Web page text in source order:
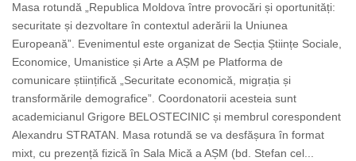
Masa rotundă „Republica Moldova între provocări și oportunități:
securitate și dezvoltare în contextul aderării la Uniunea
Europeană”. Evenimentul este organizat de Secția Științe Sociale,
Economice, Umanistice și Arte a AȘM pe Platforma de
comunicare științifică „Securitate economică, migrația și
transformările demografice”. Coordonatorii acesteia sunt
academicianul Grigore BELOSTECINIC și membrul corespondent
Alexandru STRATAN. Masa rotundă se va desfășura în format
mixt, cu prezență fizică în Sala Mică a AȘM (bd. Stefan cel...